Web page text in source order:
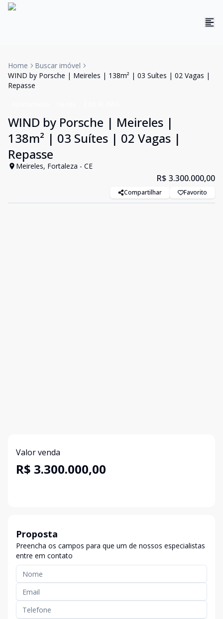
Home
Buscar imóvel
WIND by Porsche | Meireles | 138m² | 03 Suítes | 02 Vagas |
Repasse
WIND by Porsche | Meireles |
138m² | 03 Suítes | 02 Vagas |
Repasse
Meireles, Fortaleza - CE
R$ 3.300.000,00
Compartilhar Favorito
Valor venda
R$ 3.300.000,00
Proposta
Preencha os campos para que um de nossos especialistas
entre em contato